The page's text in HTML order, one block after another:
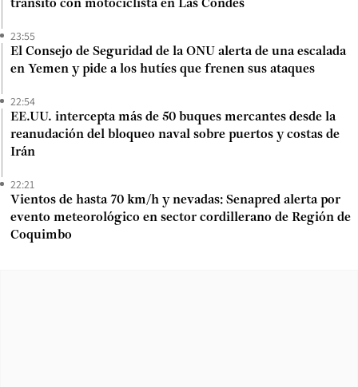
tránsito con motociclista en Las Condes
23:55
El Consejo de Seguridad de la ONU alerta de una escalada
en Yemen y pide a los hutíes que frenen sus ataques
22:54
EE.UU. intercepta más de 50 buques mercantes desde la
reanudación del bloqueo naval sobre puertos y costas de
Irán
22:21
Vientos de hasta 70 km/h y nevadas: Senapred alerta por
evento meteorológico en sector cordillerano de Región de
Coquimbo